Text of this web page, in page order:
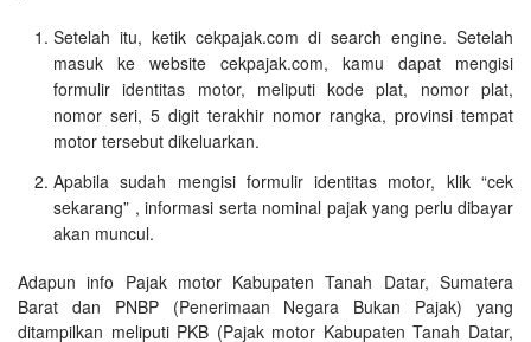
Setelah itu, ketik cekpajak.com di search engine. Setelah
masuk ke website cekpajak.com, kamu dapat mengisi
formulir identitas motor, meliputi kode plat, nomor plat,
nomor seri, 5 digit terakhir nomor rangka, provinsi tempat
motor tersebut dikeluarkan.
Apabila sudah mengisi formulir identitas motor, klik “cek
sekarang” , informasi serta nominal pajak yang perlu dibayar
akan muncul.
Adapun info Pajak motor Kabupaten Tanah Datar, Sumatera
Barat dan PNBP (Penerimaan Negara Bukan Pajak) yang
ditampilkan meliputi PKB (Pajak motor Kabupaten Tanah Datar,